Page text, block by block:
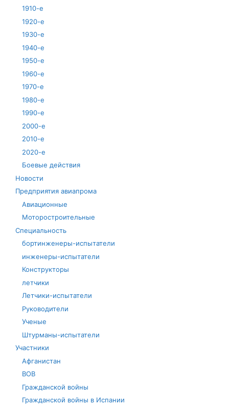
1910-е
1920-е
1930-е
1940-е
1950-е
1960-е
1970-е
1980-е
1990-е
2000-е
2010-е
2020-е
Боевые действия
Новости
Предприятия авиапрома
Авиационные
Моторостроительные
Специальность
бортинженеры-испытатели
инженеры-испытатели
Конструкторы
летчики
Летчики-испытатели
Руководители
Ученые
Штурманы-испытатели
Участники
Афганистан
ВОВ
Гражданской войны
Гражданской войны в Испании